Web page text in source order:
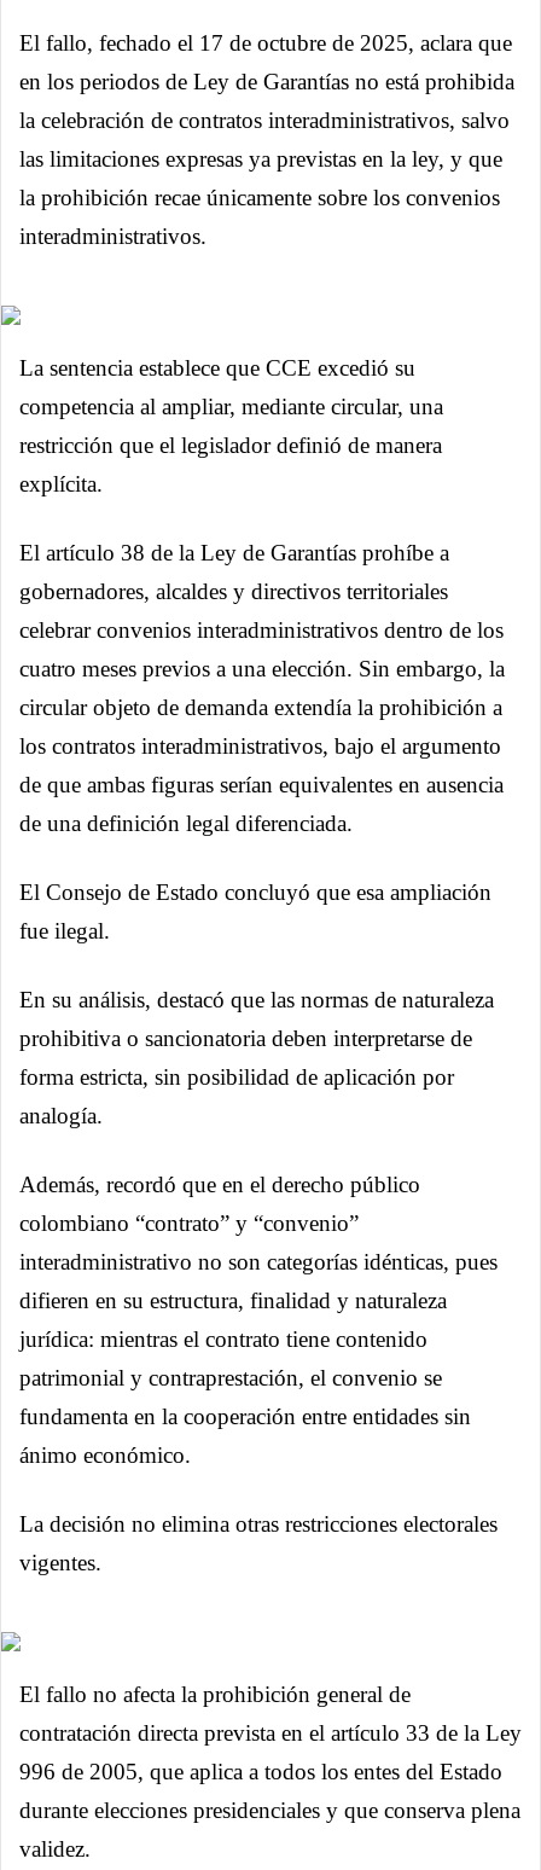
El fallo, fechado el 17 de octubre de 2025, aclara que
en los periodos de Ley de Garantías no está prohibida
la celebración de contratos interadministrativos, salvo
las limitaciones expresas ya previstas en la ley, y que
la prohibición recae únicamente sobre los convenios
interadministrativos.
La sentencia establece que CCE excedió su
competencia al ampliar, mediante circular, una
restricción que el legislador definió de manera
explícita.
El artículo 38 de la Ley de Garantías prohíbe a
gobernadores, alcaldes y directivos territoriales
celebrar convenios interadministrativos dentro de los
cuatro meses previos a una elección. Sin embargo, la
circular objeto de demanda extendía la prohibición a
los contratos interadministrativos, bajo el argumento
de que ambas figuras serían equivalentes en ausencia
de una definición legal diferenciada.
El Consejo de Estado concluyó que esa ampliación
fue ilegal.
En su análisis, destacó que las normas de naturaleza
prohibitiva o sancionatoria deben interpretarse de
forma estricta, sin posibilidad de aplicación por
analogía.
Además, recordó que en el derecho público
colombiano “contrato” y “convenio”
interadministrativo no son categorías idénticas, pues
difieren en su estructura, finalidad y naturaleza
jurídica: mientras el contrato tiene contenido
patrimonial y contraprestación, el convenio se
fundamenta en la cooperación entre entidades sin
ánimo económico.
La decisión no elimina otras restricciones electorales
vigentes.
El fallo no afecta la prohibición general de
contratación directa prevista en el artículo 33 de la Ley
996 de 2005, que aplica a todos los entes del Estado
durante elecciones presidenciales y que conserva plena
validez.